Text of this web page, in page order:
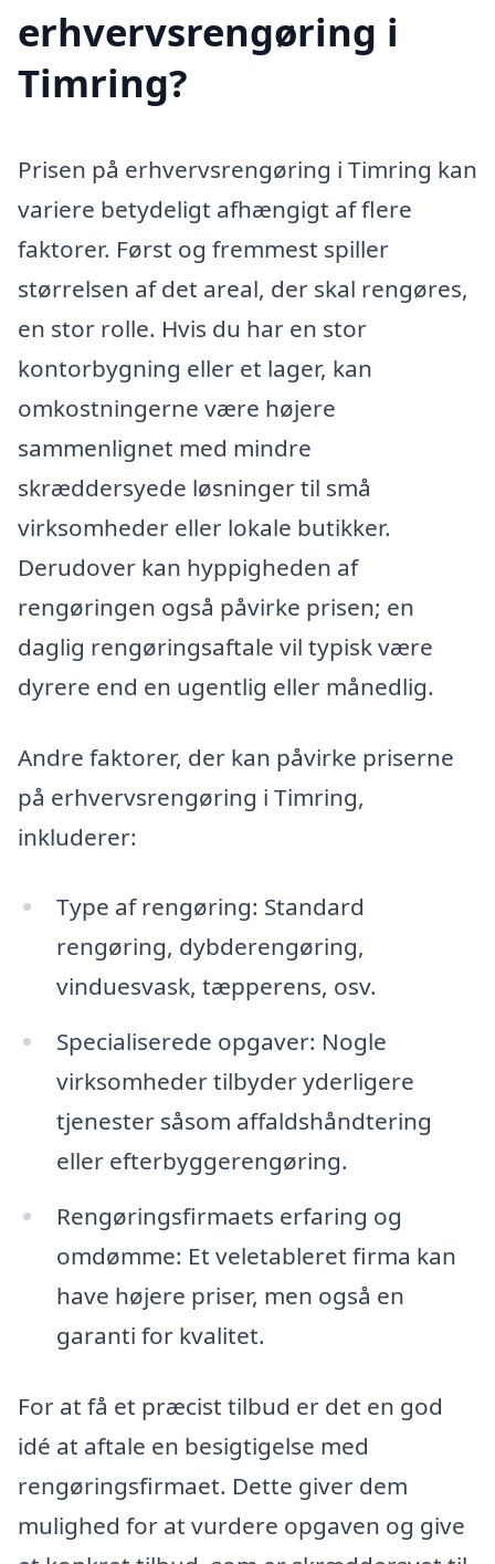
erhvervsrengøring i
Timring?
Prisen på erhvervsrengøring i Timring kan
variere betydeligt afhængigt af flere
faktorer. Først og fremmest spiller
størrelsen af det areal, der skal rengøres,
en stor rolle. Hvis du har en stor
kontorbygning eller et lager, kan
omkostningerne være højere
sammenlignet med mindre
skræddersyede løsninger til små
virksomheder eller lokale butikker.
Derudover kan hyppigheden af
rengøringen også påvirke prisen; en
daglig rengøringsaftale vil typisk være
dyrere end en ugentlig eller månedlig.
Andre faktorer, der kan påvirke priserne
på erhvervsrengøring i Timring,
inkluderer:
Type af rengøring: Standard
rengøring, dybderengøring,
vinduesvask, tæpperens, osv.
Specialiserede opgaver: Nogle
virksomheder tilbyder yderligere
tjenester såsom affaldshåndtering
eller efterbyggerengøring.
Rengøringsfirmaets erfaring og
omdømme: Et veletableret firma kan
have højere priser, men også en
garanti for kvalitet.
For at få et præcist tilbud er det en god
idé at aftale en besigtigelse med
rengøringsfirmaet. Dette giver dem
mulighed for at vurdere opgaven og give